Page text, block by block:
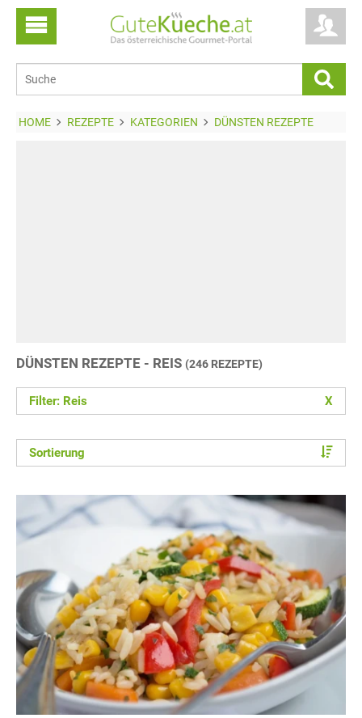
HOME REZEPTE KATEGORIEN DÜNSTEN REZEPTE
DÜNSTEN REZEPTE - REIS (246 REZEPTE)
Filter: Reis X
Sortierung